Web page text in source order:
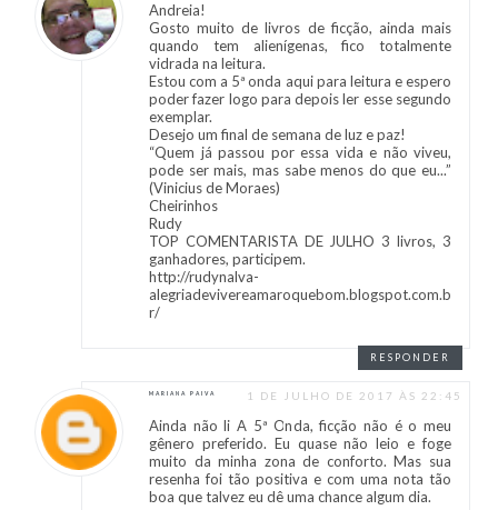
Andreia!
Gosto muito de livros de ficção, ainda mais
quando tem alienígenas, fico totalmente
vidrada na leitura.
Estou com a 5ª onda aqui para leitura e espero
poder fazer logo para depois ler esse segundo
exemplar.
Desejo um final de semana de luz e paz!
“Quem já passou por essa vida e não viveu,
pode ser mais, mas sabe menos do que eu...”
(Vinicius de Moraes)
Cheirinhos
Rudy
TOP COMENTARISTA DE JULHO 3 livros, 3
ganhadores, participem.
http://rudynalva-
alegriadevivereamaroquebom.blogspot.com.b
r/
RESPONDER
MARIANA PAIVA 1 DE JULHO DE 2017 ÀS 22:45
Ainda não li A 5ª Onda, ficção não é o meu
gênero preferido. Eu quase não leio e foge
muito da minha zona de conforto. Mas sua
resenha foi tão positiva e com uma nota tão
boa que talvez eu dê uma chance algum dia.